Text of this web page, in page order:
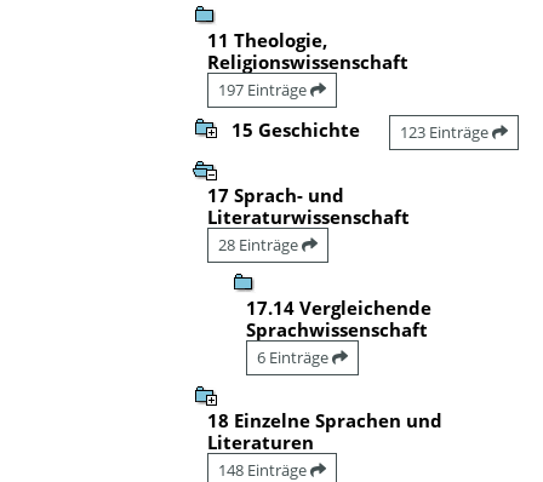
11 Theologie,
Religionswissenschaft
197 Einträge
15 Geschichte 123 Einträge
17 Sprach- und
Literaturwissenschaft
28 Einträge
17.14 Vergleichende
Sprachwissenschaft
6 Einträge
18 Einzelne Sprachen und
Literaturen
148 Einträge